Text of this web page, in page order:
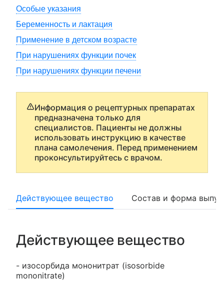
Особые указания
Беременность и лактация
Применение в детском возрасте
При нарушениях функции почек
При нарушениях функции печени
Информация о рецептурных препаратах
предназначена только для
специалистов. Пациенты не должны
использовать инструкцию в качестве
плана самолечения. Перед применением
проконсультируйтесь с врачом.
Действующее вещество Состав и форма
Действующее вещество
- изосорбида мононитрат (isosorbide
mononitrate)